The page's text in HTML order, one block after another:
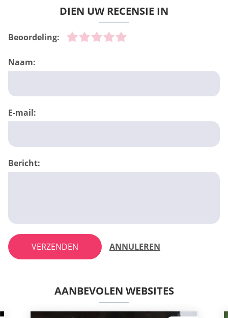
DIEN UW RECENSIE IN
Beoordeling:
Naam:
E-mail:
Bericht:
VERZENDEN ANNULEREN
AANBEVOLEN WEBSITES